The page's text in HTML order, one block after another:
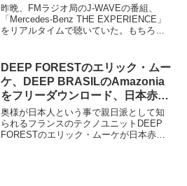
昨晩、FMラジオ局のJ-WAVEの番組、
「Mercedes-Benz THE EXPERIENCE」
をリアルタイムで聴いていた。もちろ
ゲスト出演すると聞いていて...
DEEP FORESTのエリック・ムー
ケ、DEEP BRASILのAmazonia
をフリーダウンロード、日本赤十
字に寄付
奥様が日本人という事で親日派として知
られるフランスのテクノユニットDEEP
FORESTのエリック・ムーケが日本赤十